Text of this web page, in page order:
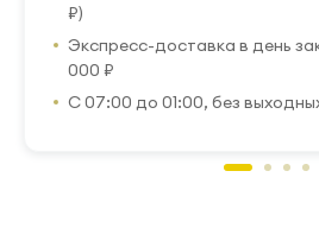
₽)
Экспресс-доставка в день
000 ₽
С 07:00 до 01:00, без